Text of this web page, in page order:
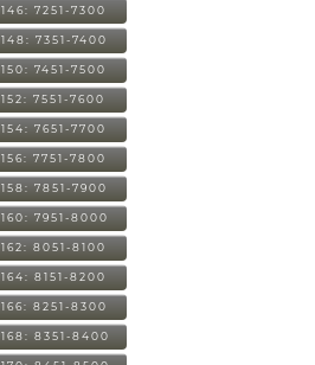
146: 7251-7300
148: 7351-7400
150: 7451-7500
152: 7551-7600
154: 7651-7700
156: 7751-7800
158: 7851-7900
160: 7951-8000
162: 8051-8100
164: 8151-8200
166: 8251-8300
168: 8351-8400